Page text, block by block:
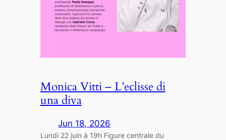
Monica Vitti – L’eclisse di
una diva
Jun 18, 2026
Lundi 22 juin à 19h Figure centrale du